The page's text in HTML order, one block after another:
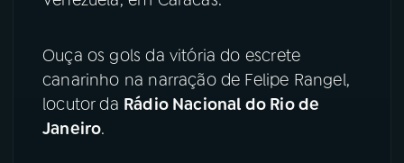
TikTok
Ouça os gols da vitória do escrete
canarinho na narração de Felipe Rangel,
locutor da Rádio Nacional do Rio de
Janeiro.